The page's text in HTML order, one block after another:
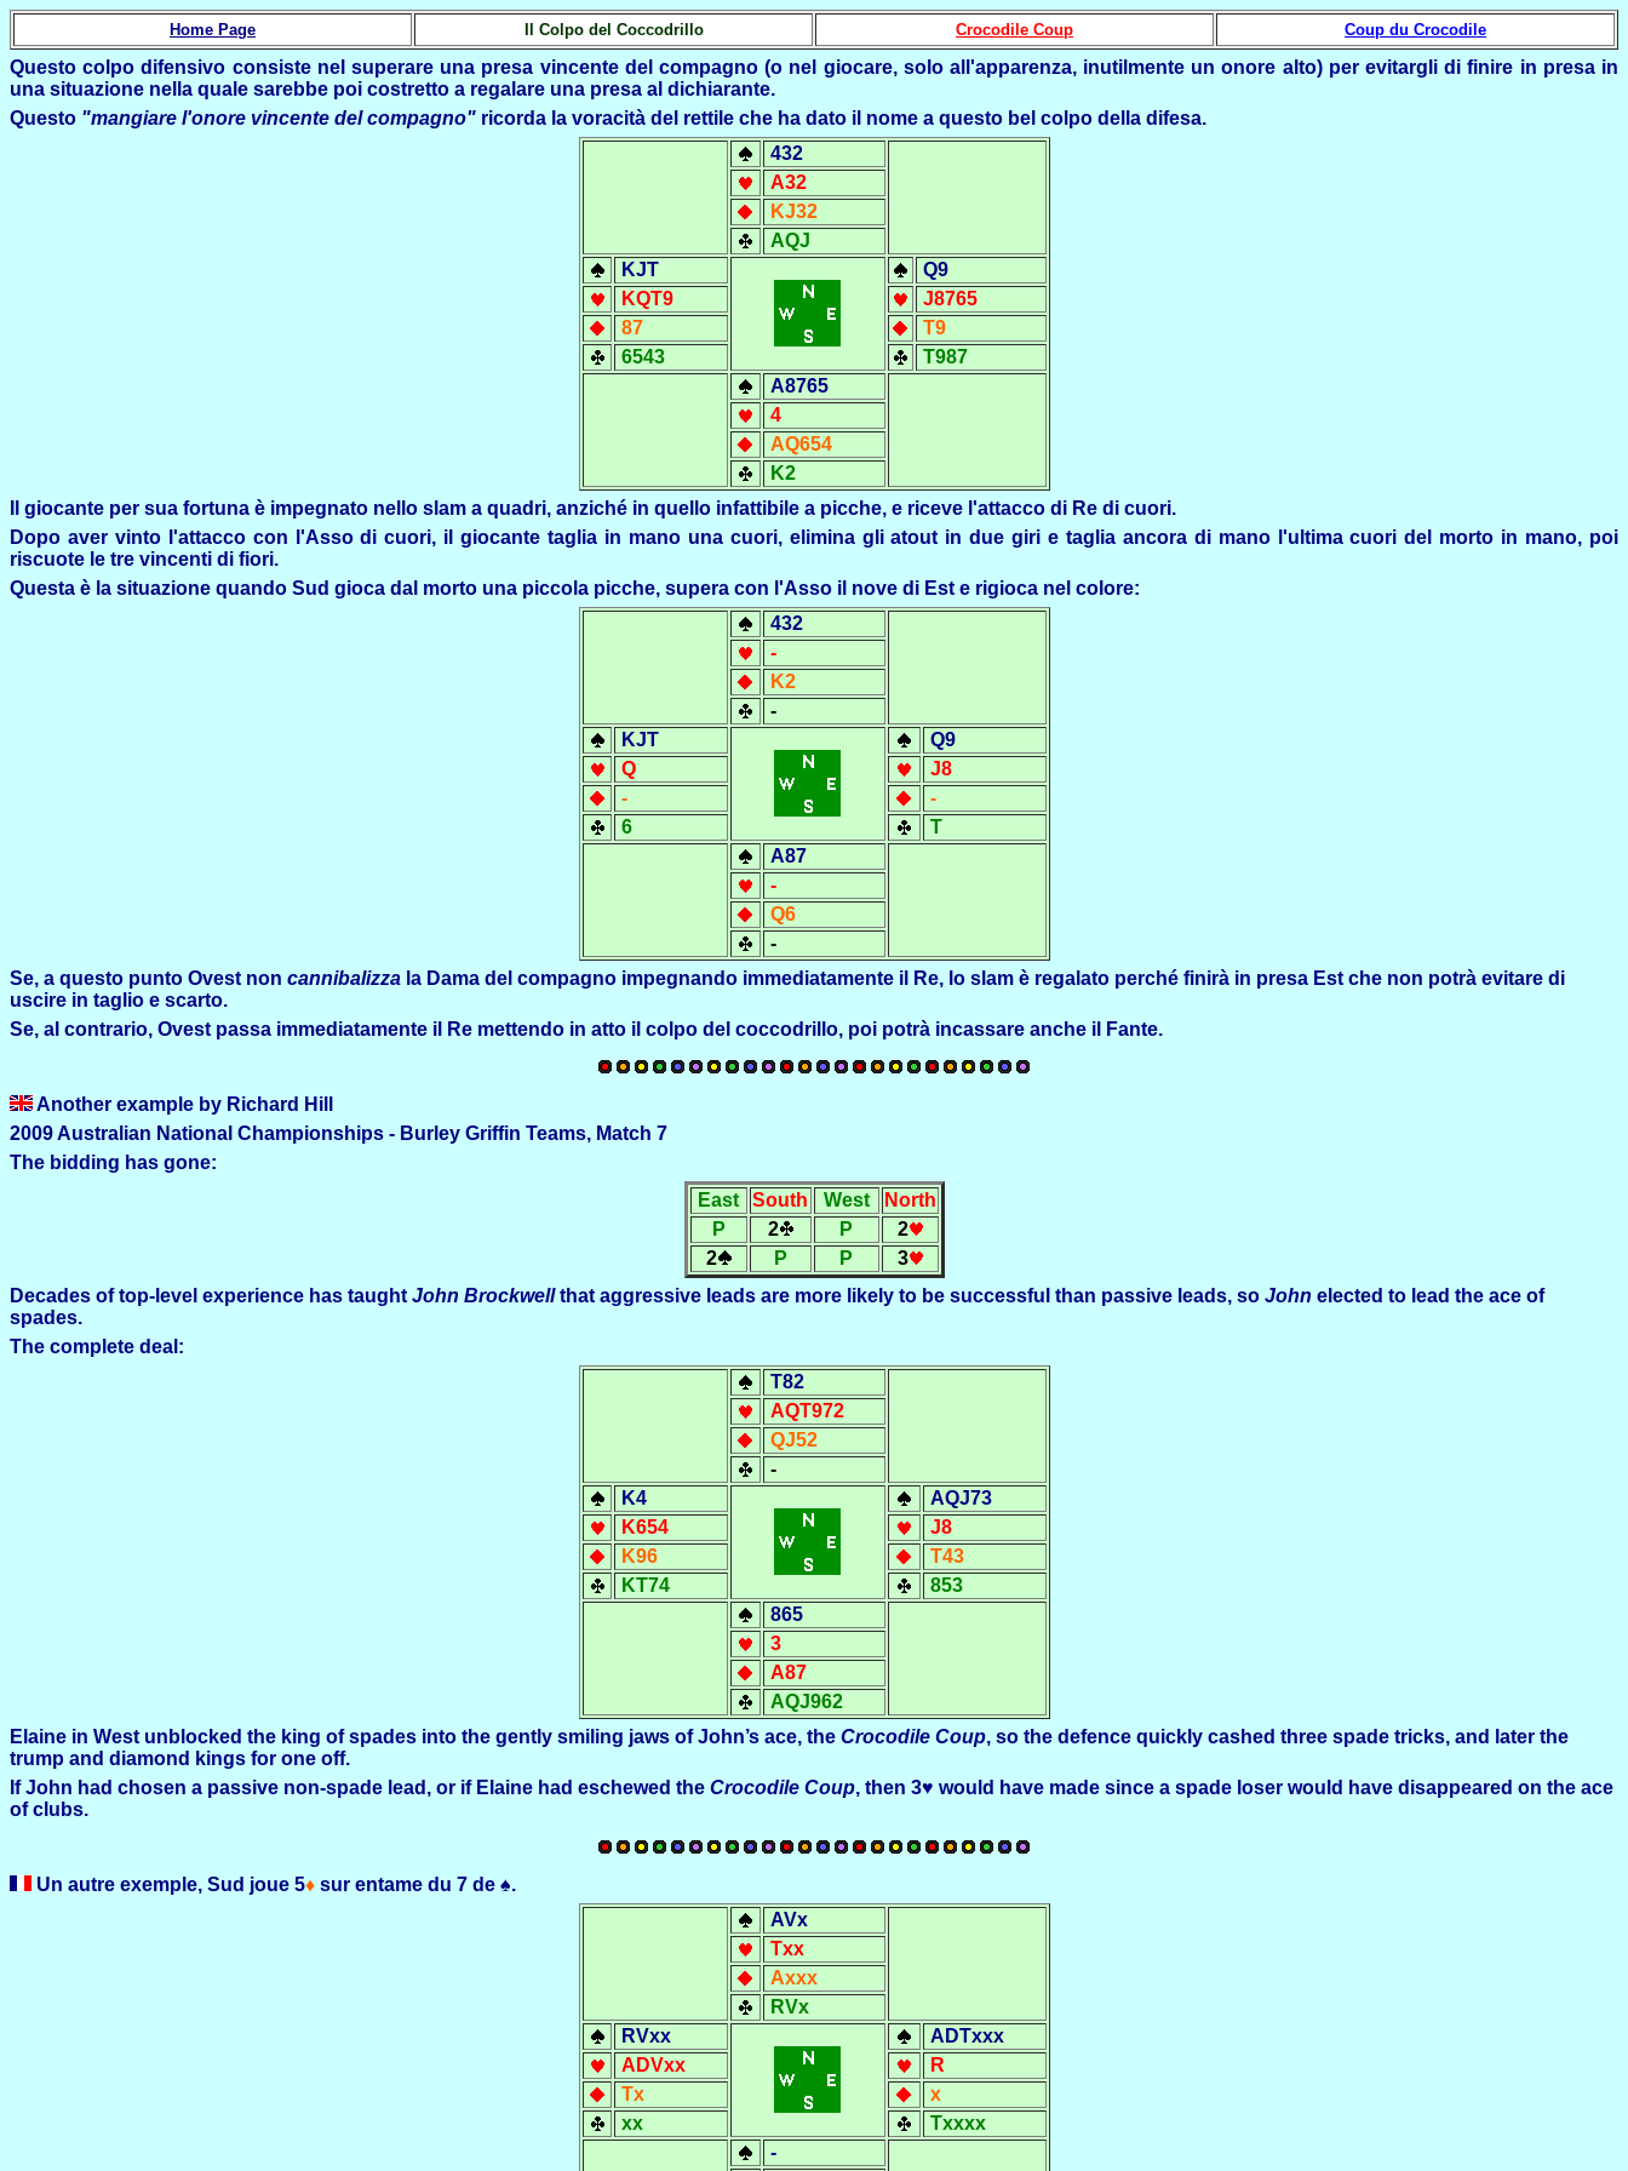
Home Page Il Colpo del Coccodrillo Crocodile Coup Coup du Crocodile
Questo colpo difensivo consiste nel superare una presa vincente del compagno (o nel giocare, solo all'apparenza, inutilmente un onore alto) per evitargli di finire in presa in
una situazione nella quale sarebbe poi costretto a regalare una presa al dichiarante.
Questo "mangiare l'onore vincente del compagno" ricorda la voracità del rettile che ha dato il nome a questo bel colpo della difesa.
432
A32
KJ32
AQJ
KJT
Q9
KQT9
J8765
87
T9
6543
T987
A8765
4
AQ654
K2
Il giocante per sua fortuna è impegnato nello slam a quadri, anziché in quello infattibile a picche, e riceve l'attacco di Re di cuori.
Dopo aver vinto l'attacco con l'Asso di cuori, il giocante taglia in mano una cuori, elimina gli atout in due giri e taglia ancora di mano l'ultima cuori del morto in mano, poi
riscuote le tre vincenti di fiori.
Questa è la situazione quando Sud gioca dal morto una piccola picche, supera con l'Asso il nove di Est e rigioca nel colore:
432
-
K2
-
KJT
Q9
Q
J8
-
-
6
T
A87
-
Q6
-
Se, a questo punto Ovest non cannibalizza la Dama del compagno impegnando immediatamente il Re, lo slam è regalato perché finirà in presa Est che non potrà evitare di
uscire in taglio e scarto.
Se, al contrario, Ovest passa immediatamente il Re mettendo in atto il colpo del coccodrillo, poi potrà incassare anche il Fante.
Another example by Richard Hill
2009 Australian National Championships - Burley Griffin Teams, Match 7
The bidding has gone:
East
South West
North
P
2 P
2
2
P P
3
Decades of top-level experience has taught John Brockwellthat aggressive leads are more likely to be successful than passive leads, so John elected to lead the ace of
spades.
The complete deal:
T82
AQT972
QJ52
-
K4
AQJ73
K654
J8
K96
T43
KT74
853
865
3
A87
AQJ962
Elaine in West unblocked the king of spades into the gently smiling jaws of John’s ace, the Crocodile Coup, so the defence quickly cashed three spade tricks, and later the
trump and diamond kings for one off.
If John had chosen a passive non-spade lead, or if Elaine had eschewed the Crocodile Coup, then 3♥ would have made since a spade loser would have disappeared on the ace
of clubs.
Un autre exemple, Sud joue 5♦ sur entame du 7 de ♠.
AVx
Txx
Axxx
RVx
RVxx
ADTxxx
ADVxx
R
Tx
x
xx
Txxxx
-